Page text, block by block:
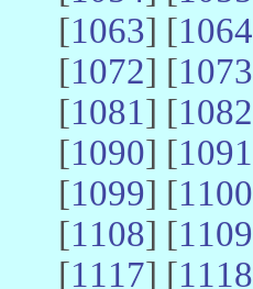
[1063] [1064
[1072] [1073
[1081] [1082
[1090] [1091
[1099] [1100
[1108] [1109
[1117] [1118